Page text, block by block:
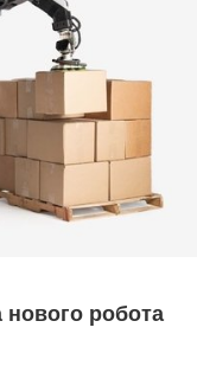
робота